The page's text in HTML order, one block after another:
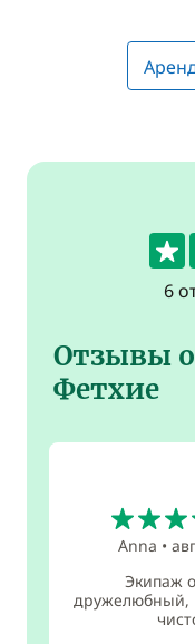
3.8
6
Отзывы
Фетхие
Anna •
Экипаж
дружелюбный,